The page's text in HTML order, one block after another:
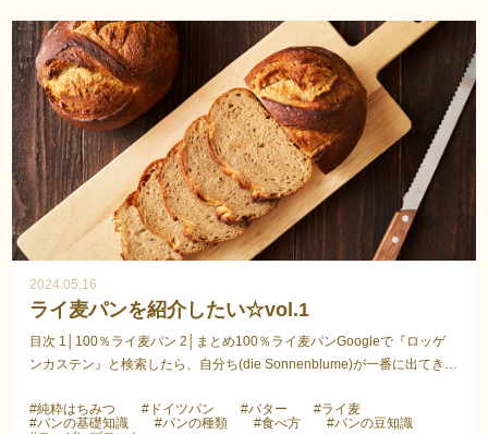
2024.05.16
ライ麦パンを紹介したい☆vol.1
目次 1│100％ライ麦パン 2│まとめ100％ライ麦パンGoogleで『ロッゲ
ンカステン』と検索したら、自分ち(die Sonnenblume)が一番に出てきた
#純粋はちみつ
#ドイツパン #バター
#ライ麦
#パンの基礎知識
#パンの種類 #食べ方
#パンの豆知識